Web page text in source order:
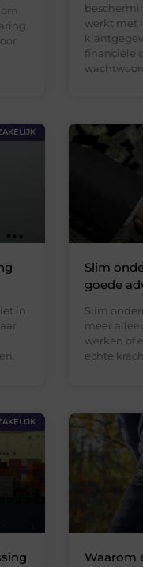
werkt met
financiële
in
Slim
goede
Slim
meer
werken of
echte
Waarom